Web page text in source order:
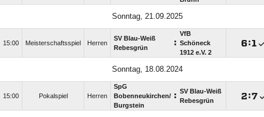
Sonntag, 21.09.2025
15:00 Meisterschaftsspiel Herren
SV Blau-Weiß
Rebesgrün
:
VfB
Schöneck
1912 e.V. 2
:
Sonntag, 18.08.2024
15:00 Pokalspiel Herren
SpG
Bobenneukirchen/​
Burgstein
: SV Blau-Weiß
Rebesgrün
: